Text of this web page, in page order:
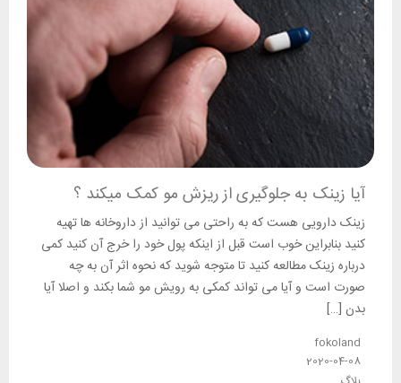
آیا زینک به جلوگیری از ریزش مو کمک میکند ؟
زینک دارویی هست که به راحتی می توانید از داروخانه ها تهیه
کنید بنابراین خوب است قبل از اینکه پول خود را خرج آن کنید کمی
درباره زینک مطالعه کنید تا متوجه شوید که نحوه اثر آن به چه
صورت است و آیا می تواند کمکی به رویش مو شما بکند و اصلا آیا
بدن […]
fokoland
2020-04-08